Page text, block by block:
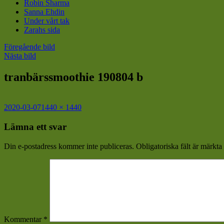
Robin Sharma
Sanna Ehdin
Under vårt tak
Zarahs sida
Föregående bild
Nästa bild
tranbärssmoothie 190804 b
Postat
2020-03-07Full
1440 × 1440
Lämna ett svar
Din e-postadress kommer inte publiceras. Obligatoriska fält är märkta
Kommentar *